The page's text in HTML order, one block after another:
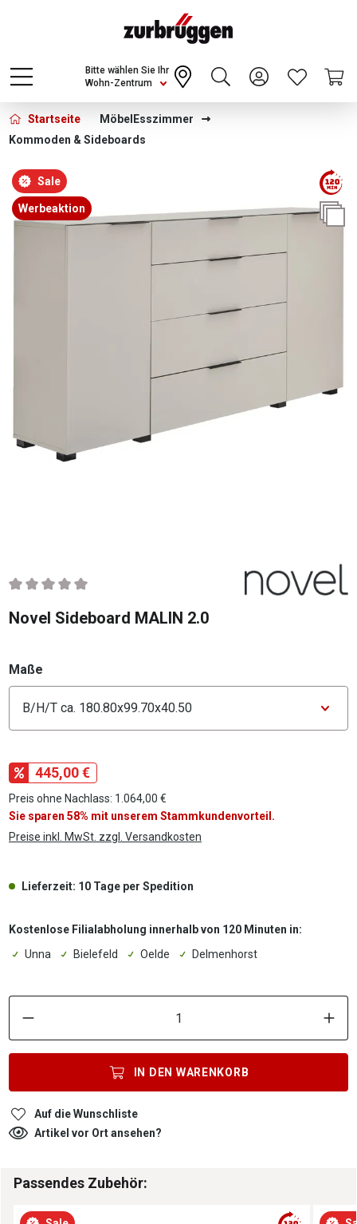
Choose a different country or region to see
content for your location and shop online
CONTINUE
Wohn-Zentrum
Bitte wählen Sie Ihr
Startseite Möbel Esszimmer
Kommoden & Sideboards
Bildergalerie überspringen
Sale
Werbeaktion
Durchschnittliche Bewertung von 0 von 5 Sternen
Novel Sideboard MALIN 2.0
Maße
445,00 €
Preis ohne Nachlass: 1.064,00 €
Sie sparen 58% mit unserem Stammkundenvorteil.
Preise inkl. MwSt. zzgl. Versandkosten
Lieferzeit: 10 Tage per Spedition
Kostenlose Filialabholung innerhalb von 120 Minuten in:
Unna
Bielefeld Oelde Delmenhorst
IN DEN WARENKORB
Auf die Wunschliste
Artikel vor Ort ansehen?
Passendes Zubehör: